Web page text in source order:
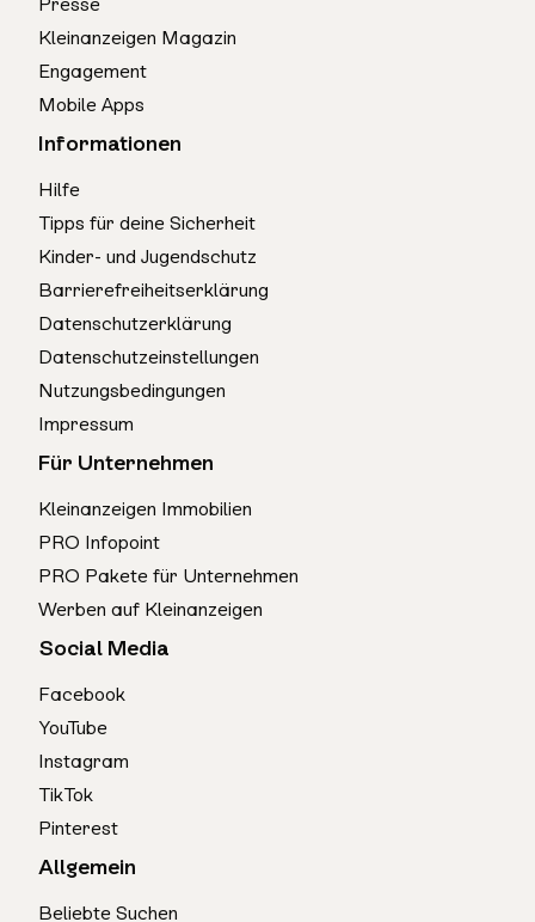
Kleinanzeigen Magazin
Engagement
Mobile Apps
Informationen
Hilfe
Tipps für deine Sicherheit
Kinder- und Jugendschutz
Barrierefreiheitserklärung
Datenschutzerklärung
Datenschutzeinstellungen
Nutzungsbedingungen
Impressum
Für Unternehmen
Kleinanzeigen Immobilien
PRO Infopoint
PRO Pakete für Unternehmen
Werben auf Kleinanzeigen
Social Media
Facebook
YouTube
Instagram
TikTok
Pinterest
Allgemein
Beliebte Suchen